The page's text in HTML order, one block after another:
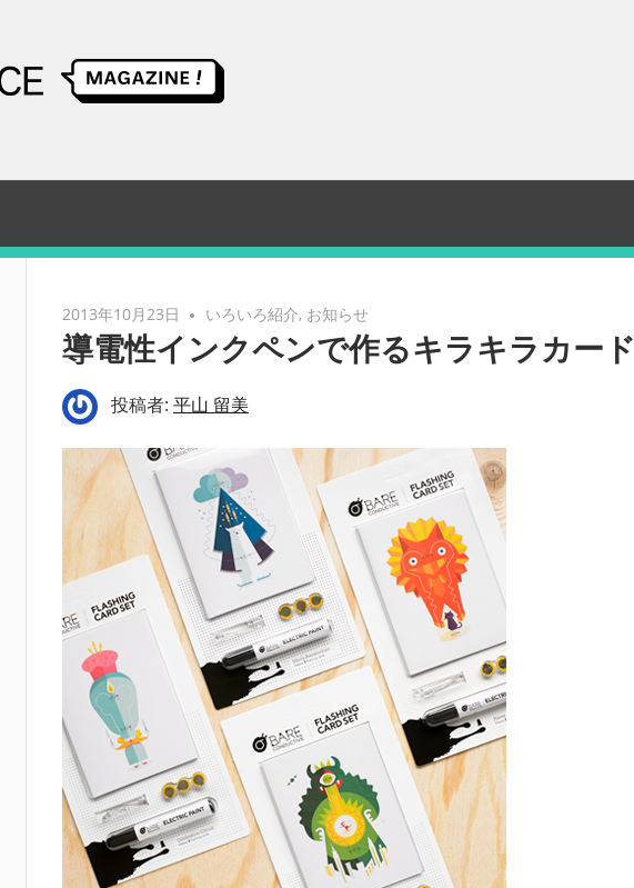
ッ
チ
サ
イ
エ
ン
ス
マ
ガ
ジ
ン
2013年10月23日 いろいろ紹介, お知らせ
導電性インクペンで作るキラキラカード
投稿者: 平山 留美